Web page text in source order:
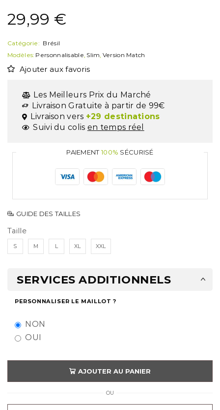
29,99 €
Catégorie: Brésil
Modèles: Personnalisable, Slim, Version Match
Ajouter aux favoris
Les Meilleurs Prix du Marché
Livraison Gratuite à partir de 99€
Livraison vers +29 destinations
Suivi du colis en temps réel
PAIEMENT100% SÉCURISÉ
GUIDE DES TAILLES
Taille
S M L XL XXL
SERVICES ADDITIONNELS
PERSONNALISER LE MAILLOT ?
NON
OUI
AJOUTER AU PANIER
OU